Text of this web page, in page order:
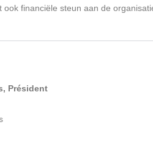
financiële steun aan de
Président